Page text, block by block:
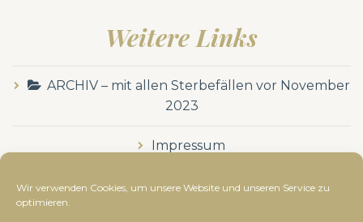
Wir verwenden Cookies, um unsere Website und unseren Service zu
optimieren.
Weitere Links
ARCHIV – mit allen Sterbefällen vor November
2023
Impressum
Datenschutzerklärung